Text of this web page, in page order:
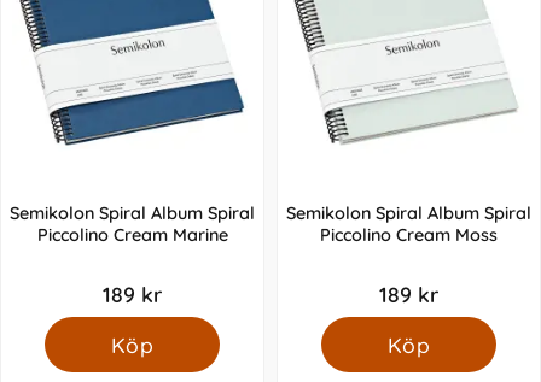
Semikolon Spiral Album Spiral
Piccolino Cream Marine
189 kr
Köp
Semikolon Spiral Album Spiral
Piccolino Cream Moss
189 kr
Köp